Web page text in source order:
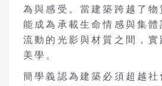
為與感受。當建築跨越了物
能成為承載生命情感與集體
流動的光影與材質之間，實
美學。
簡學義認為建築必須超越社